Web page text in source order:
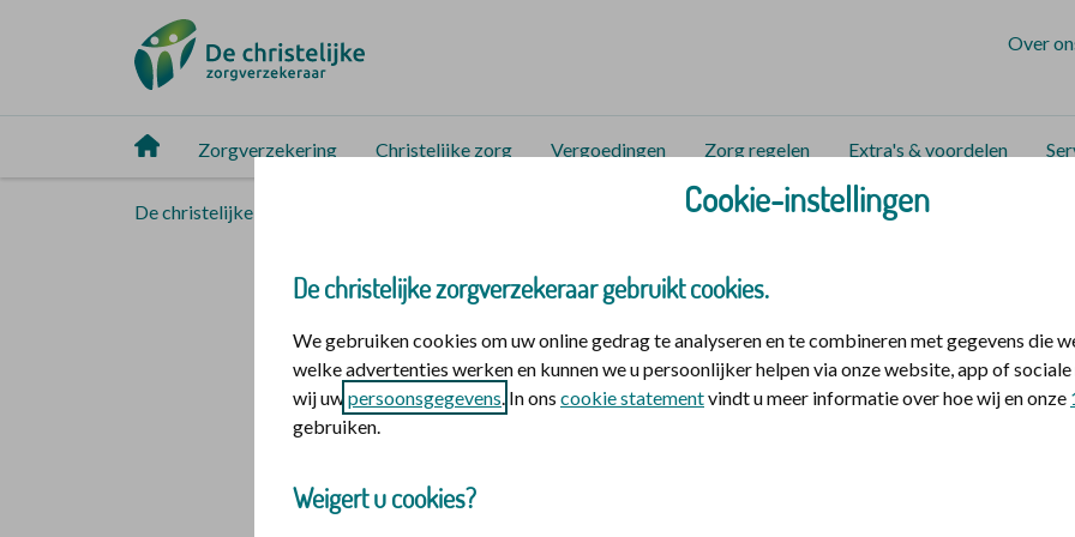
Over
Zorgverzekering Christelijke zorg Vergoedingen Zorg regelen Extra's & voordelen
De christelijke zorgverzekeraar Waardevolle verhalen Roy over veranderen
Roy over veranderen en meebewegen
De wereld om ons heen verandert. Bij De christelijke zorgverzekeraar hebben
veranderingen te maken. Het is belangrijk om te blijven bewegen. Mee te
Cookie-instellingen
De christelijke zorgverzekeraar gebruikt cookies.
We gebruiken cookies om uw online gedrag te analyseren en te combineren met gegevens die
welke advertenties werken en kunnen we u persoonlijker helpen via onze website, app of
wij uw persoonsgegevens. In ons cookie statementvindt u meer informatie over hoe wij en onze
gebruiken.
Weigert u cookies?